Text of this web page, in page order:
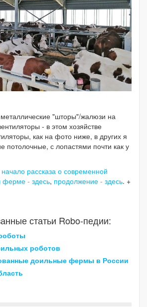
"шторы"/жалюзи на
- в этом хозяйстве
как на фото ниже, в других я
потолочные, с лопастями почти как у
начало рассказа о современной
ферме - здесь, продолжение - здесь. +
статьи Robo-педии:
роботов
доильные фермы в России